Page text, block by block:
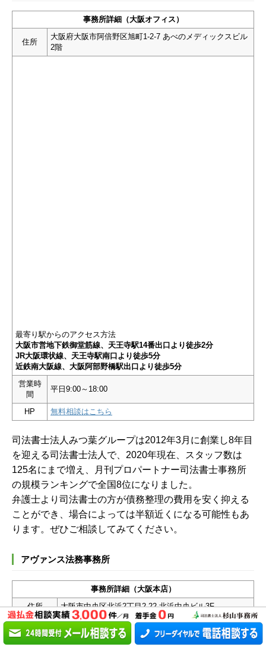
事務所詳細（大阪オフィス）
住所
大阪府大阪市阿倍野区旭町1-2-7 あべのメディックスビル
2階
最寄り駅からのアクセス方法
大阪市営地下鉄御堂筋線、天王寺駅14番出口より徒歩2分
JR大阪環状線、天王寺駅南口より徒歩5分
近鉄南大阪線、大阪阿部野橋駅出口より徒歩5分
営業時
間
平日9:00～18:00
HP 無料相談はこちら
司法書士法人みつ葉グループは2012年3月に創業し8年目
を迎える司法書士法人で、2020年現在、スタッフ数は
125名にまで増え、月刊プロパートナー司法書士事務所
の規模ランキングで全国8位になりました。
弁護士より司法書士の方が債務整理の費用を安く抑える
ことができ、場合によっては半額近くになる可能性もあ
ります。ぜひご相談してみてください。
アヴァンス法務事務所
事務所詳細（大阪本店）
住所
大阪市中央区北浜2丁目2-22 北浜中央ビル3F